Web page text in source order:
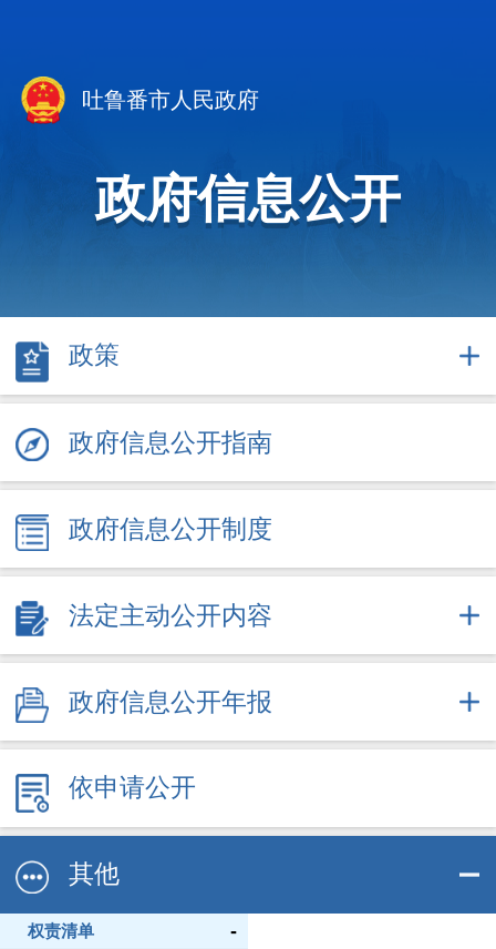
吐鲁番市人民政府
政府信息公开
政策
政府信息公开指南
政府信息公开制度
法定主动公开内容
政府信息公开年报
依申请公开
其他
权责清单 -